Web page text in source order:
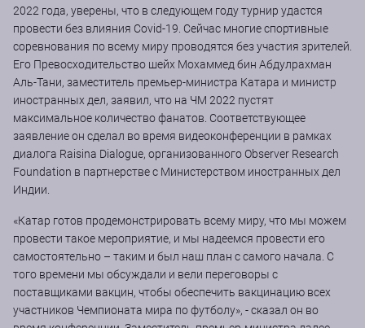
2022 года, уверены, что в следующем году турнир удастся
провести без влияния Covid-19. Сейчас многие спортивные
соревнования по всему миру проводятся без участия зрителей.
Его Превосходительство шейх Мохаммед бин Абдулрахман
Аль-Тани, заместитель премьер-министра Катара и министр
иностранных дел, заявил, что на ЧМ 2022 пустят
максимальное количество фанатов. Соответствующее
заявление он сделал во время видеоконференции в рамках
диалога Raisina Dialogue, организованного Observer Research
Foundation в партнерстве с Министерством иностранных дел
Индии.
«Катар готов продемонстрировать всему миру, что мы можем
провести такое мероприятие, и мы надеемся провести его
самостоятельно – таким и был наш план с самого начала. С
того времени мы обсуждали и вели переговоры с
поставщиками вакцин, чтобы обеспечить вакцинацию всех
участников Чемпионата мира по футболу», - сказал он во